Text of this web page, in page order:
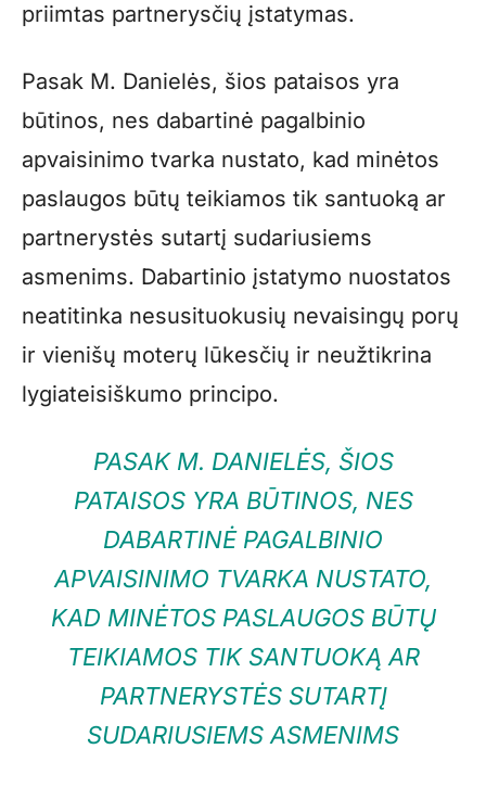
priimtas partnerysčių įstatymas.
Pasak M. Danielės, šios pataisos yra
būtinos, nes dabartinė pagalbinio
apvaisinimo tvarka nustato, kad minėtos
paslaugos būtų teikiamos tik santuoką ar
partnerystės sutartį sudariusiems
asmenims. Dabartinio įstatymo nuostatos
neatitinka nesusituokusių nevaisingų porų
ir vienišų moterų lūkesčių ir neužtikrina
lygiateisiškumo principo.
PASAK M. DANIELĖS, ŠIOS
PATAISOS YRA BŪTINOS, NES
DABARTINĖ PAGALBINIO
APVAISINIMO TVARKA NUSTATO,
KAD MINĖTOS PASLAUGOS BŪTŲ
TEIKIAMOS TIK SANTUOKĄ AR
PARTNERYSTĖS SUTARTĮ
SUDARIUSIEMS ASMENIMS